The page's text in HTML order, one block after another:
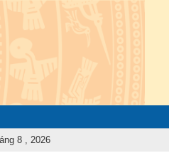
vụ công tác kiểm tra, giám sát
8 , 2026